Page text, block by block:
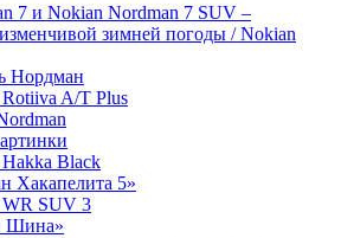
7 и Nokian Nordman 7 SUV –
зимней погоды / Nokian
Нордман
A/T Plus
Black
Хакапелита 5»
WR SUV 3
Шина»